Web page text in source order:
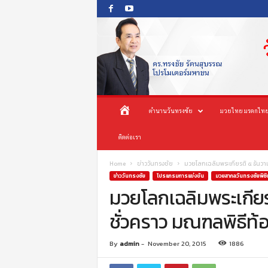
O
o
น้
า
ก
ตำนานวันทรงชัย มวยไทย มรดกไท
ติดต่อเรา
Home ข่าววันทรงชัย มวยโลกเฉลิมพระเกียรติ ๕ ธัน
ข่าววันทรงชัย โปรแกรมการแข่งขัน มวยสากลวันทรงชัยพิชิ
มวยโลกเฉลิมพระเ
ชั่วคราว มณฑลพิธีท้
By admin- November 20, 2015 1886